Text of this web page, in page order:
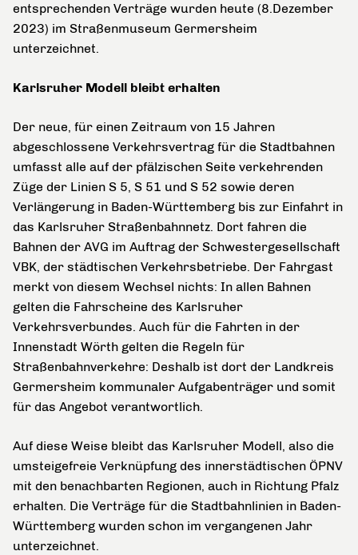
entsprechenden Verträge wurden heute (8.Dezember
2023) im Straßenmuseum Germersheim
unterzeichnet.
Karlsruher Modell bleibt erhalten
Der neue, für einen Zeitraum von 15 Jahren
abgeschlossene Verkehrsvertrag für die Stadtbahnen
umfasst alle auf der pfälzischen Seite verkehrenden
Züge der Linien S 5, S 51 und S 52 sowie deren
Verlängerung in Baden-Württemberg bis zur Einfahrt in
das Karlsruher Straßenbahnnetz. Dort fahren die
Bahnen der AVG im Auftrag der Schwestergesellschaft
VBK, der städtischen Verkehrsbetriebe. Der Fahrgast
merkt von diesem Wechsel nichts: In allen Bahnen
gelten die Fahrscheine des Karlsruher
Verkehrsverbundes. Auch für die Fahrten in der
Innenstadt Wörth gelten die Regeln für
Straßenbahnverkehre: Deshalb ist dort der Landkreis
Germersheim kommunaler Aufgabenträger und somit
für das Angebot verantwortlich.
Auf diese Weise bleibt das Karlsruher Modell, also die
umsteigefreie Verknüpfung des innerstädtischen ÖPNV
mit den benachbarten Regionen, auch in Richtung Pfalz
erhalten. Die Verträge für die Stadtbahnlinien in Baden-
Württemberg wurden schon im vergangenen Jahr
unterzeichnet.